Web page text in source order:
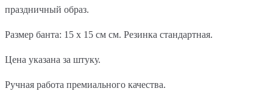
праздничный образ.
Размер банта: 15 х 15 см см. Резинка стандартная.
Цена указана за штуку.
Ручная работа премиального качества.